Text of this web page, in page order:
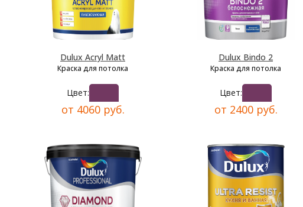
Dulux Acryl Matt
Краска для потолка
Цвет:
от 4060 руб.
Dulux Bindo 2
Краска для потолка
Цвет:
от 2400 руб.